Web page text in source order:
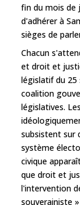
fin du mois de
d'adhérer à
sièges de
Chacun
et droit et
législatif du
coalition
législatives.
subsistent sur
système
civique
que droit et
l'intervention
souverainiste